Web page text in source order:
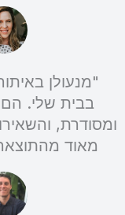
"מנעולן
בבית שלי. הם
ומסודרת,
מאוד